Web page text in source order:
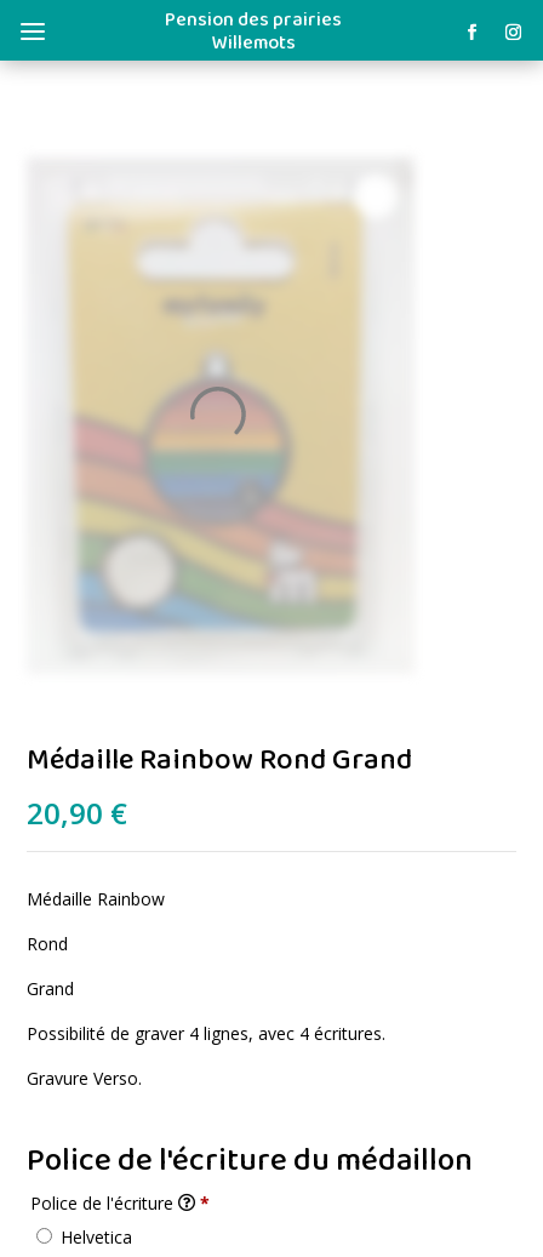
a Pension des prairies
Willemots
Médaille Rainbow Rond Grand
20,90 €
Médaille Rainbow
Rond
Grand
Possibilité de graver 4 lignes, avec 4 écritures.
Gravure Verso.
Police de l'écriture du médaillon
Police de l'écriture
*
Helvetica